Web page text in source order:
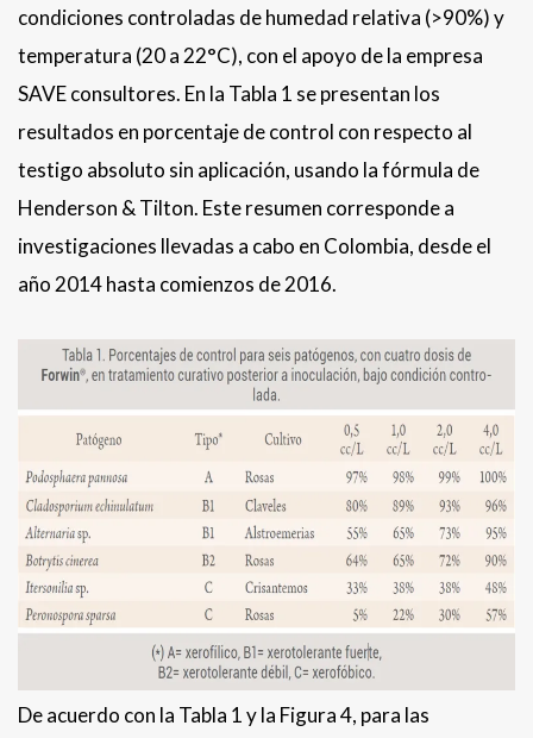
condiciones controladas de humedad relativa (>90%) y
temperatura (20 a 22°C), con el apoyo de la empresa
SAVE consultores. En la Tabla 1 se presentan los
resultados en porcentaje de control con respecto al
testigo absoluto sin aplicación, usando la fórmula de
Henderson & Tilton. Este resumen corresponde a
investigaciones llevadas a cabo en Colombia, desde el
año 2014 hasta comienzos de 2016.
De acuerdo con la Tabla 1 y la Figura 4, para las